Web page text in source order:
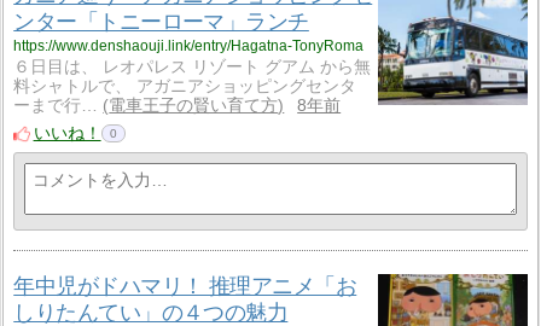
ンター「トニーローマ」ランチ
https://www.denshaouji.link/entry/Hagatna-TonyRoma
６日目は、 レオパレス リゾート グアム から無
料シャトルで、 アガニアショッピングセンタ
ーまで行…
電車王子の賢い育て方
8年前
いいね！
0
年中児がドハマリ！ 推理アニメ「お
しりたんてい」の４つの魅力